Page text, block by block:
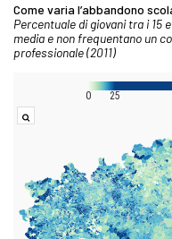
Come varia l’abbandono
Percentuale di giovani tra i 15
media e non frequentano un
professionale (2011)